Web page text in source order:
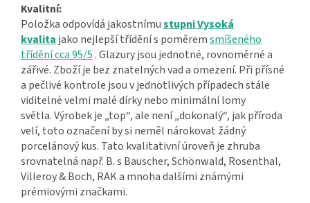
Kvalitní:
Položka odpovídá jakostnímustupni Vysoká
kvalita jako nejlepší třídění s poměremsmíšeného
třídění cca 95/5 . Glazury jsou jednotné, rovnoměrné a
zářivé. Zboží je bez znatelných vad a omezení. Při přísné
a pečlivé kontrole jsou v jednotlivých případech stále
viditelné velmi malé dírky nebo minimální lomy
světla. Výrobek je „top“, ale není „dokonalý“, jak příroda
velí, toto označení by si neměl nárokovat žádný
porcelánový kus. Tato kvalitativní úroveň je zhruba
srovnatelná např. B. s Bauscher, Schönwald, Rosenthal,
Villeroy & Boch, RAK a mnoha dalšími známými
prémiovými značkami.